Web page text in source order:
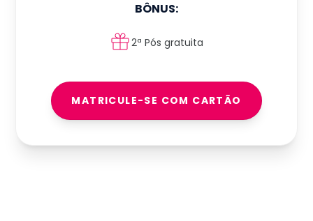
BÔNUS:
2ª Pós gratuita
MATRICULE-SE COM CARTÃO